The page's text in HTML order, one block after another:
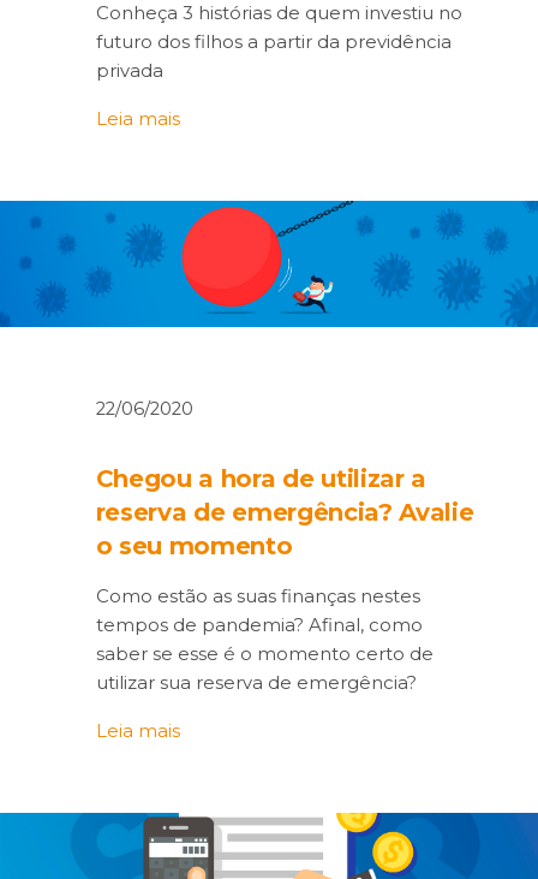
Conheça 3 histórias de quem investiu no
futuro dos filhos a partir da previdência
privada
Leia mais
22/06/2020
Chegou a hora de utilizar a
reserva de emergência? Avalie
o seu momento
Como estão as suas finanças nestes
tempos de pandemia? Afinal, como
saber se esse é o momento certo de
utilizar sua reserva de emergência?
Leia mais